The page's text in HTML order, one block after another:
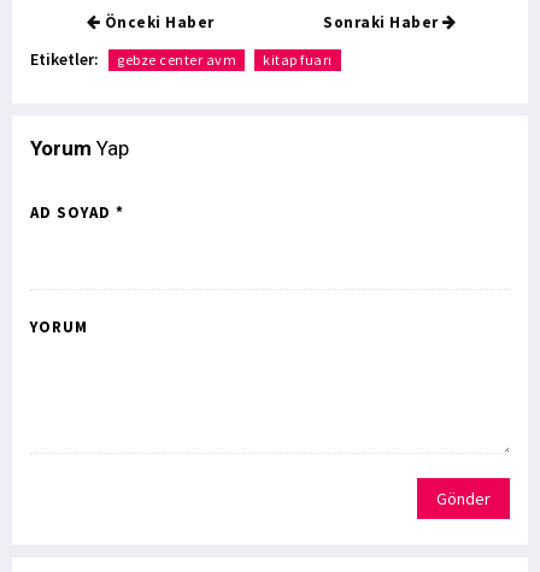
Önceki Haber Sonraki Haber
Etiketler: gebze center avm kitap fuarı
Yorum Yap
AD SOYAD *
YORUM
Gönder